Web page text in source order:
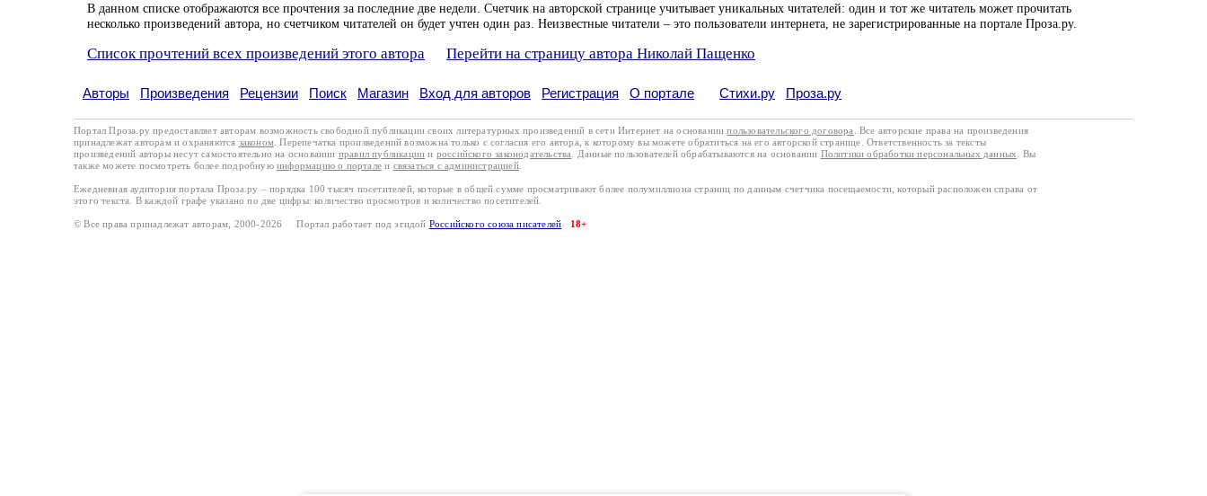
В данном списке отображаются все прочтения за последние две недели. Счетчик на авторской странице учитывает уникальных читателей: один и тот же читатель может прочитать
несколько произведений автора, но счетчиком читателей он будет учтен один раз. Неизвестные читатели – это пользователи интернета, не зарегистрированные на портале Проза.ру.
Список прочтений всех произведений этого автора Перейти на страницу автора Николай Пащенко
Авторы Произведения Рецензии Поиск Магазин Вход для авторов Регистрация О портале Стихи.ру Проза.ру
Портал Проза.ру предоставляет авторам возможность свободной публикации своих литературных произведений в сети Интернет на основаниипользовательского договора
. Все авторские права на произведения
принадлежат авторам и охраняются законом . Перепечатка произведений возможна только с согласия его автора, к которому вы можете обратиться на его авторской странице. Ответственность за тексты
произведений авторы несут самостоятельно на основании правил публикации и российского законодательства . Данные пользователей обрабатываются на основании Политики обработки персональных данных
. Вы
также можете посмотреть более подробную информацию о портале и связаться с администрацией.
Ежедневная аудитория портала Проза.ру – порядка 100 тысяч посетителей, которые в общей сумме просматривают более полумиллиона страниц по данным счетчика посещаемости, который расположен справа от
этого текста. В каждой графе указано по две цифры: количество просмотров и количество посетителей.
© Все права принадлежат авторам, 2000-2026 Портал работает под эгидой Российского союза писателей 18+